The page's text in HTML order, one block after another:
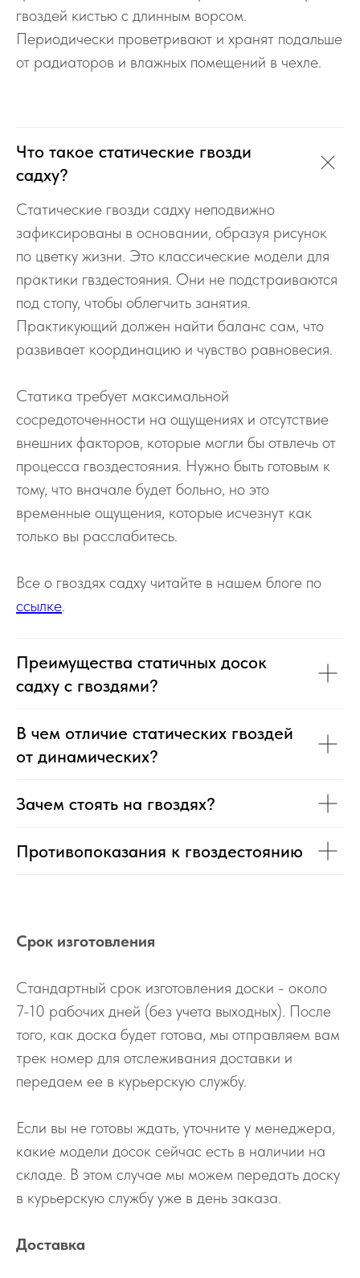
гвоздей кистью с длинным ворсом.
Периодически проветривают и хранят подальше
от радиаторов и влажных помещений в чехле.
Что такое статические гвозди
садху?
Статические гвозди садху неподвижно
зафиксированы в основании, образуя рисунок
по цветку жизни. Это классические модели для
практики гвздестояния. Они не подстраиваются
под стопу, чтобы облегчить занятия.
Практикующий должен найти баланс сам, что
развивает координацию и чувство равновесия.
Статика требует максимальной
сосредоточенности на ощущениях и отсутствие
внешних факторов, которые могли бы отвлечь от
процесса гвоздестояния. Нужно быть готовым к
тому, что вначале будет больно, но это
временные ощущения, которые исчезнут как
только вы расслабитесь.
Все о гвоздях садху читайте в нашем блоге по
ссылке
Преимущества статичных досок
садху с гвоздями?
В чем отличие статических гвоздей
от динамических?
Зачем стоять на гвоздях?
Противопоказания к гвоздестоянию
Срок изготовления
Стандартный срок изготовления доски - около
7-10 рабочих дней (без учета выходных). После
того, как доска будет готова, мы отправляем вам
трек номер для отслеживания доставки и
передаем ее в курьерскую службу.
Если вы не готовы ждать, уточните у менеджера,
какие модели досок сейчас есть в наличии на
складе. В этом случае мы можем передать доску
в курьерскую службу уже в день заказа.
Доставка